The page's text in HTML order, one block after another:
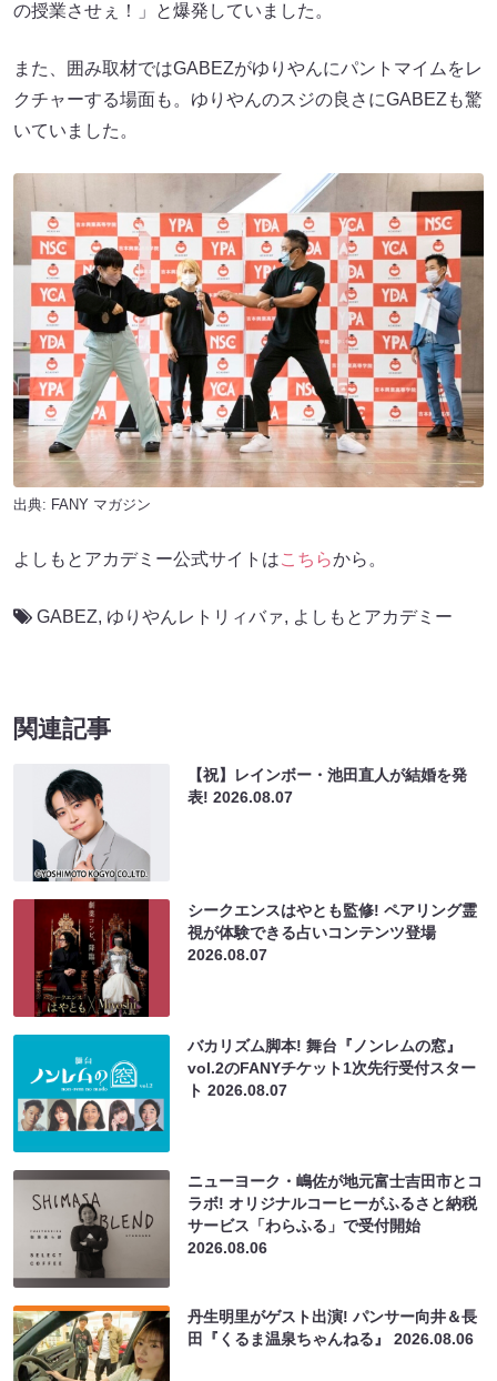
の授業させぇ！」と爆発していました。
また、囲み取材ではGABEZがゆりやんにパントマイムをレ
クチャーする場面も。ゆりやんのスジの良さにGABEZも驚
いていました。
出典: FANY マガジン
よしもとアカデミー公式サイトはこちらから。
GABEZ, ゆりやんレトリィバァ, よしもとアカデミー
関連記事
【祝】レインボー・池田直人が結婚を発
表!2026.08.07
シークエンスはやとも監修! ペアリング霊
視が体験できる占いコンテンツ登場
2026.08.07
バカリズム脚本! 舞台『ノンレムの窓』
vol.2のFANYチケット1次先行受付スター
ト2026.08.07
ニューヨーク・嶋佐が地元富士吉田市とコ
ラボ! オリジナルコーヒーがふるさと納税
サービス「わらふる」で受付開始
2026.08.06
丹生明里がゲスト出演! パンサー向井＆長
田『くるま温泉ちゃんねる』2026.08.06